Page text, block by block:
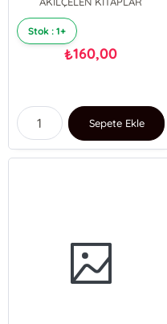
Stok : 1+
₺160,00
Sepete Ekle